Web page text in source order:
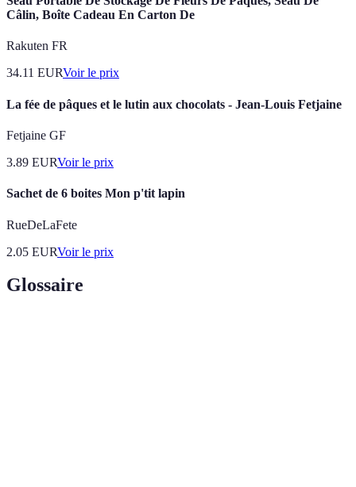
Câlin, Boîte Cadeau En Carton De
Rakuten FR
34.11 EURVoir le prix
La fée de pâques et le lutin aux chocolats - Jean-Louis Fetjaine
Fetjaine GF
3.89 EURVoir le prix
Sachet de 6 boites Mon p'tit lapin
RueDeLaFete
2.05 EURVoir le prix
Glossaire